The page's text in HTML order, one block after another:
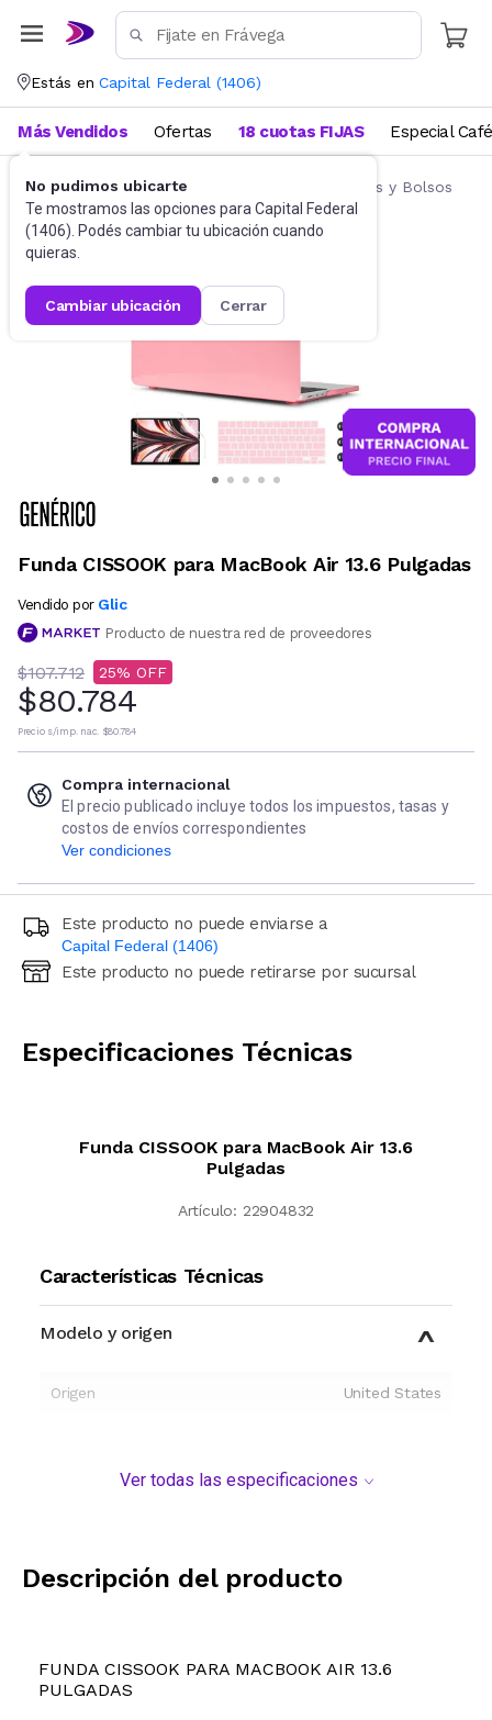
Estás en Capital Federal (1406)
No pudimos ubicarte
Te mostramos las opciones para Capital Federal
(1406). Podés cambiar tu ubicación cuando
quieras.
cambiar ubicación cerrar
Más Vendidos Ofertas 18 cuotas FIJAS Especial Café
Accesorios de Informática Fundas, Estuches y Bolsos
Funda CISSOOK para MacBook Air 13.6 Pulgadas
Vendido por Glic
Producto de nuestra red de proveedores
$107.712 25
$80.784
Precio s/imp. nac. $80.784
Compra internacional
El precio publicado incluye todos los impuestos, tasas y
costos de envíos correspondientes
Ver condiciones
Este producto no puede enviarse a
Capital Federal (1406)
Ingresá código postal (sólo números)
Este producto no puede retirarse por sucursal
Especificaciones Técnicas
Funda CISSOOK para MacBook Air 13.6
Pulgadas
Artículo: 22904832
Características Técnicas
Modelo y origen
Origen United States
Ver todas las especificaciones
Descripción del producto
FUNDA CISSOOK PARA MACBOOK AIR 13.6
PULGADAS